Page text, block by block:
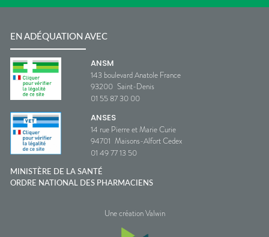
EN ADÉQUATION AVEC
ANSM
143 boulevard Anatole France
93200 Saint-Denis
01 55 87 30 00
ANSES
14 rue Pierre et Marie Curie
94701 Maisons-Alfort Cedex
01 49 77 13 50
MINISTÈRE DE LA SANTÉ
ORDRE NATIONAL DES PHARMACIENS
Une création Valwin